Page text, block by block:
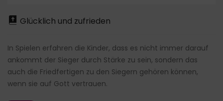
Glücklich und zufrieden
In Spielen erfahren die Kinder, dass es nicht immer darauf
ankommt der Sieger durch Stärke zu sein, sondern das
auch die Friedfertigen zu den Siegern gehören können,
wenn sie auf Gott vertrauen.